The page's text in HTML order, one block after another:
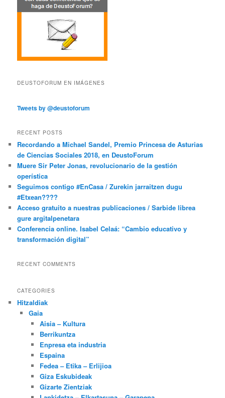
DEUSTOFORUM EN IMÁGENES
Tweets by @deustoforum
RECENT POSTS
Recordando a Michael Sandel, Premio Princesa de Asturias
de Ciencias Sociales 2018, en DeustoForum
Muere Sir Peter Jonas, revolucionario de la gestión
operística
Seguimos contigo #EnCasa / Zurekin jarraitzen dugu
#Etxean????
Acceso gratuito a nuestras publicaciones / Sarbide librea
gure argitalpenetara
Conferencia online. Isabel Celaá: “Cambio educativo y
transformación digital”
RECENT COMMENTS
CATEGORIES
Hitzaldiak
Gaia
Aisia – Kultura
Berrikuntza
Enpresa eta industria
Espaina
Fedea – Etika – Erlijioa
Giza Eskubideak
Gizarte Zientziak